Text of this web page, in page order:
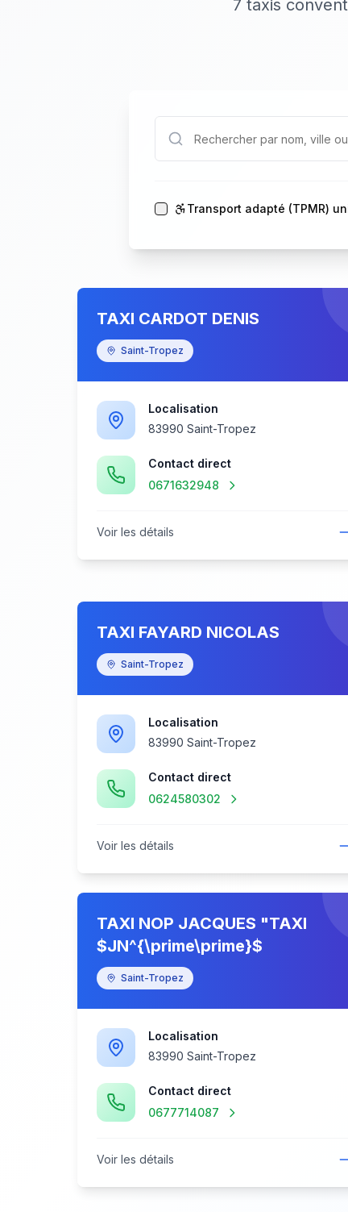
7 taxis
Transport adapté (TPMR)
TAXI CARDOT DENIS
Saint-Tropez
Localisation
83990 Saint-Tropez
Contact direct
0671632948
Voir les détails
TAXI FAYARD NICOLAS
Saint-Tropez
Localisation
83990 Saint-Tropez
Contact direct
0624580302
Voir les détails
TAXI NOP JACQUES "TAXI
$JN^{\prime\prime}$
Saint-Tropez
Localisation
83990 Saint-Tropez
Contact direct
0677714087
Voir les détails